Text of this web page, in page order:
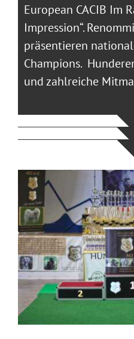
European CACIB Im
Impression“.
präsentieren
Champions.
und zahlreiche